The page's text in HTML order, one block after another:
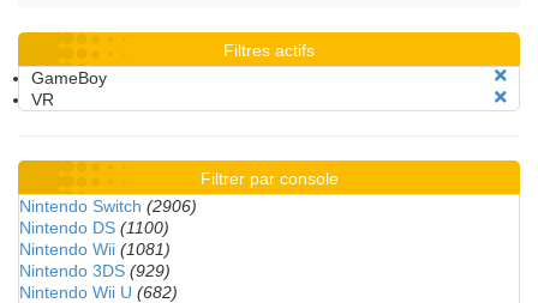
Filtres actifs
GameBoy
VR
Filtrer par console
Nintendo Switch (2906)
Nintendo DS (1100)
Nintendo Wii (1081)
Nintendo 3DS (929)
Nintendo Wii U (682)